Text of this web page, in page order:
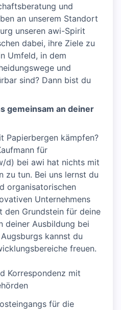
und
an unserem Standort
unseren awi-Spirit
dabei, ihre Ziele zu
Umfeld, in dem
und
sind? Dann bist du
gemeinsam an deiner
Papierbergen kämpfen?
für
d) bei awi hat nichts mit
zu tun. Bei uns lernst du
organisatorischen
Unternehmens
den Grundstein für deine
deiner Ausbildung bei
kannst du
freuen.
Korrespondenz mit
für die